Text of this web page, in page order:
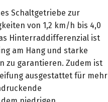
Schaltgetriebe zur
von 1,2 km/h bis 4,0
Hinterraddifferenzial ist
am Hang und starke
zu garantieren. Zudem ist
ausgestattet für mehr